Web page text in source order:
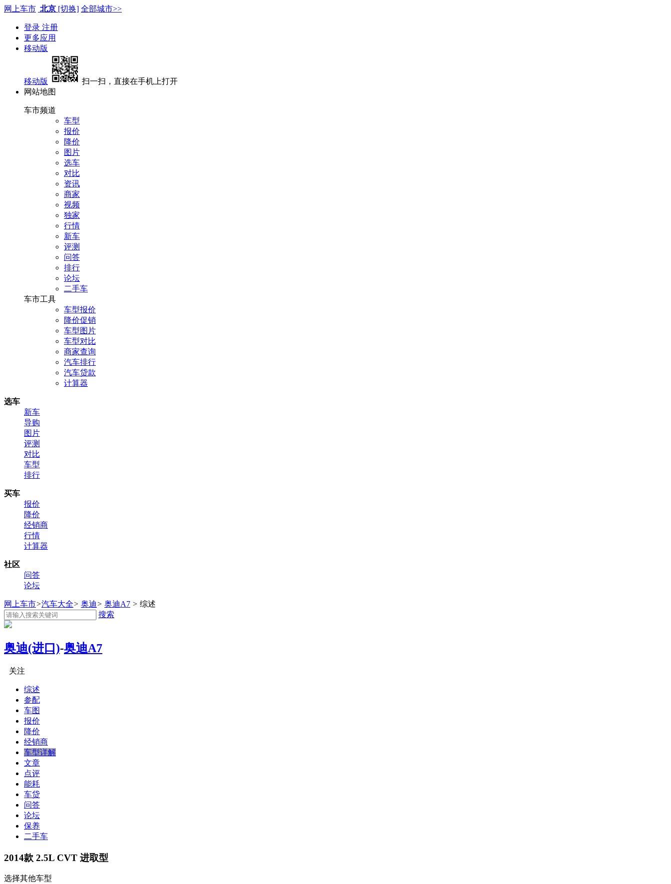
网上车市 北京 [切换] 全部城市>>
登录 注册
更多应用
移动版
移动版
扫一扫，直接在手机上打开
网站地图
车市频道
车型
报价
降价
图片
选车
对比
资讯
商家
视频
独家
行情
新车
评测
问答
排行
论坛
二手车
车市工具
车型报价
降价促销
车型图片
车型对比
商家查询
汽车排行
汽车贷款
计算器
选车
新车
导购
图片
评测
对比
车型
排行
买车
报价
降价
经销商
行情
计算器
社区
问答
论坛
网上车市>汽车大全> 奥迪> 奥迪A7 > 综述
搜索
奥迪(进口)-奥迪A7
关注
综述
参配
车图
报价
降价
经销商
车型详解
文章
点评
能耗
车贷
问答
论坛
保养
二手车
2014款 2.5L CVT 进取型
选择其他车型